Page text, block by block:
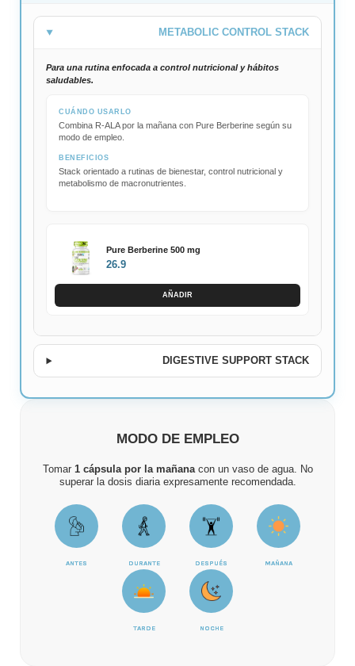
MODO DE EMPLEO
Tomar 1 cápsula por la mañanacon un vaso de agua. No
superar la dosis diaria expresamente recomendada.
ANTES DURANTE DESPUÉS MAÑANA
TARDE NOCHE
METABOLIC CONTROL STACK
Para una rutina enfocada a control nutricional y hábitos
saludables.
CUÁNDO USARLO
Combina R-ALA por la mañana con Pure Berberine según su
modo de empleo.
BENEFICIOS
Stack orientado a rutinas de bienestar, control nutricional y
metabolismo de macronutrientes.
Pure Berberine 500 mg
26.9
AÑADIR
DIGESTIVE SUPPORT STACK